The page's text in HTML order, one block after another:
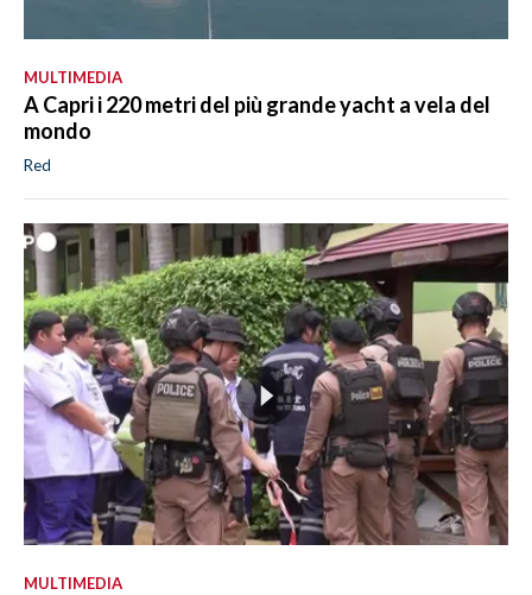
MULTIMEDIA
A Capri i 220 metri del più grande yacht a vela del
mondo
Red
MULTIMEDIA